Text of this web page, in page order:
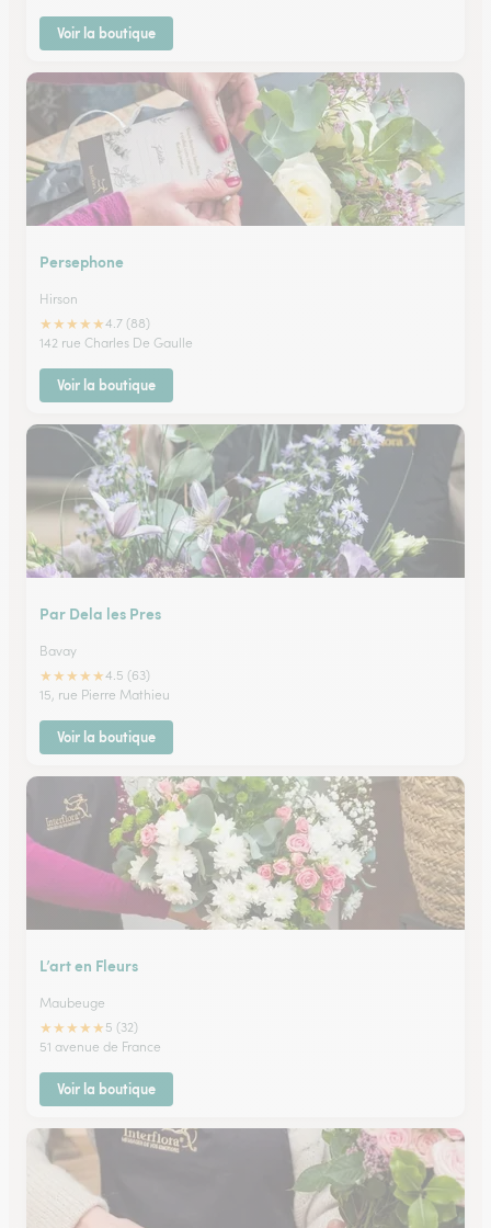
Voir la boutique
Persephone
Hirson
★★★★★4.7 (88)
142 rue Charles De Gaulle
Voir la boutique
Par Dela les Pres
Bavay
★★★★★4.5 (63)
15, rue Pierre Mathieu
Voir la boutique
L’art en Fleurs
Maubeuge
★★★★★ 5 (32)
51 avenue de France
Voir la boutique